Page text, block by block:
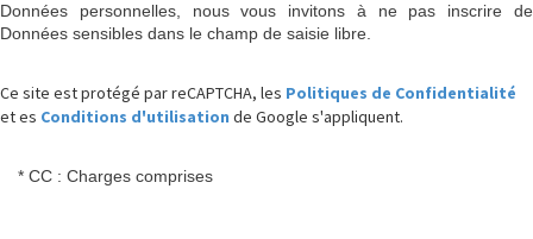
Données personnelles, nous vous invitons à ne pas inscrire de
Données sensibles dans le champ de saisie libre.
Ce site est protégé par reCAPTCHA, les Politiques de Confidentialité
et es Conditions d'utilisation de Google s'appliquent.
* CC : Charges comprises